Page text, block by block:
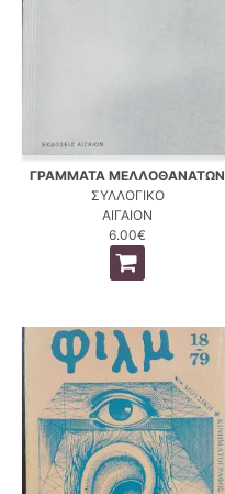
ΓΡΑΜΜΑΤΑ ΜΕΛΛΟΘΑΝΑΤΩΝ
ΣΥΛΛΟΓΙΚΟ
ΑΙΓΑΙΟΝ
6.00€